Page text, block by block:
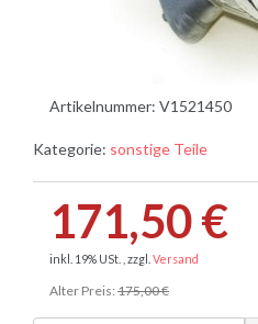
Artikelnummer: V1521450
Kategorie: sonstige Teile
171,50 €
inkl. 19% USt. , zzgl. Versand
Alter Preis: 175,00 €